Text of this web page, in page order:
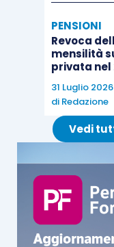
PENSIONI
Revoca
mensilità
privata nel
31 Luglio 2026
di Redazione
Vedi